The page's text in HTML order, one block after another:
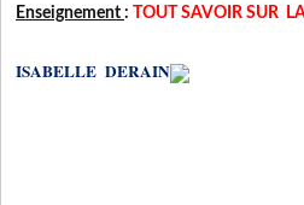
Enseignement : TOUT SAVOIR SUR
ISABELLE DERAIN